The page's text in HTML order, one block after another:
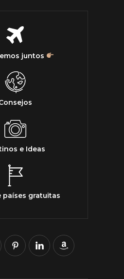
juntos
e Ideas
países gratuitas